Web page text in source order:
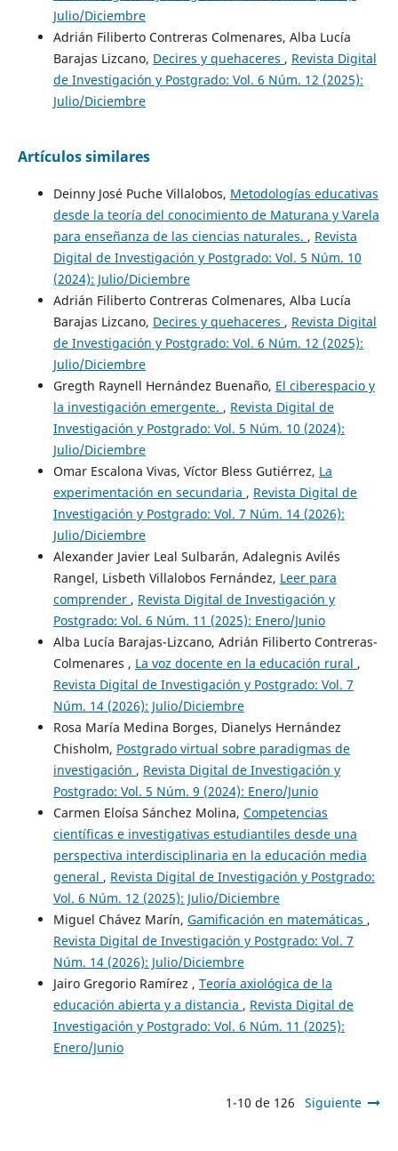
Julio/Diciembre
Adrián Filiberto Contreras Colmenares, Alba Lucía
Barajas Lizcano, Decires y quehaceres , Revista Digital
de Investigación y Postgrado: Vol. 6 Núm. 12 (2025):
Julio/Diciembre
Artículos similares
Deinny José Puche Villalobos, Metodologías educativas
desde la teoría del conocimiento de Maturana y Varela
para enseñanza de las ciencias naturales. , Revista
Digital de Investigación y Postgrado: Vol. 5 Núm. 10
(2024): Julio/Diciembre
Adrián Filiberto Contreras Colmenares, Alba Lucía
Barajas Lizcano, Decires y quehaceres , Revista Digital
de Investigación y Postgrado: Vol. 6 Núm. 12 (2025):
Julio/Diciembre
Gregth Raynell Hernández Buenaño, El ciberespacio y
la investigación emergente. , Revista Digital de
Investigación y Postgrado: Vol. 5 Núm. 10 (2024):
Julio/Diciembre
Omar Escalona Vivas, Víctor Bless Gutiérrez, La
experimentación en secundaria , Revista Digital de
Investigación y Postgrado: Vol. 7 Núm. 14 (2026):
Julio/Diciembre
Alexander Javier Leal Sulbarán, Adalegnis Avilés
Rangel, Lisbeth Villalobos Fernández, Leer para
comprender , Revista Digital de Investigación y
Postgrado: Vol. 6 Núm. 11 (2025): Enero/Junio
Alba Lucía Barajas-Lizcano, Adrián Filiberto Contreras-
Colmenares , La voz docente en la educación rural ,
Revista Digital de Investigación y Postgrado: Vol. 7
Núm. 14 (2026): Julio/Diciembre
Rosa María Medina Borges, Dianelys Hernández
Chisholm, Postgrado virtual sobre paradigmas de
investigación , Revista Digital de Investigación y
Postgrado: Vol. 5 Núm. 9 (2024): Enero/Junio
Carmen Eloísa Sánchez Molina, Competencias
científicas e investigativas estudiantiles desde una
perspectiva interdisciplinaria en la educación media
general , Revista Digital de Investigación y Postgrado:
Vol. 6 Núm. 12 (2025): Julio/Diciembre
Miguel Chávez Marín, Gamificación en matemáticas ,
Revista Digital de Investigación y Postgrado: Vol. 7
Núm. 14 (2026): Julio/Diciembre
Jairo Gregorio Ramírez , Teoría axiológica de la
educación abierta y a distancia , Revista Digital de
Investigación y Postgrado: Vol. 6 Núm. 11 (2025):
Enero/Junio
1-10 de 126 Siguiente